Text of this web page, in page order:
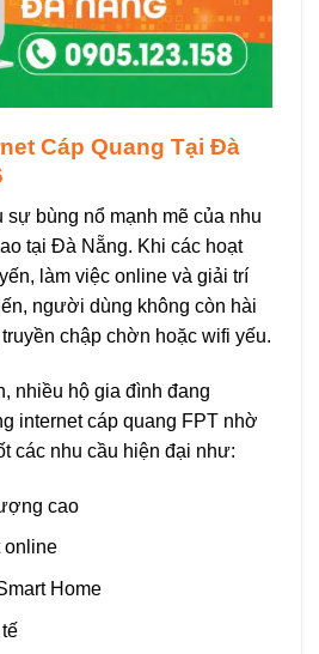
Cáp Quang Tại Đà
sự bùng nổ mạnh mẽ của nhu
tại Đà Nẵng. Khi các hoạt
làm việc online và giải trí
người dùng không còn hài
chập chờn hoặc wifi yếu.
nhiều hộ gia đình đang
internet cáp quang FPT nhờ
các nhu cầu hiện đại như:
cao
online
Home